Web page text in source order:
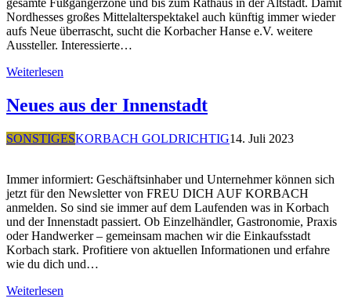
gesamte Fußgängerzone und bis zum Rathaus in der Altstadt. Damit
Nordhesses großes Mittelalterspektakel auch künftig immer wieder
aufs Neue überrascht, sucht die Korbacher Hanse e.V. weitere
Aussteller. Interessierte…
Weiterlesen
Neues aus der Innenstadt
SONSTIGESKORBACH GOLDRICHTIG14. Juli 2023
Immer informiert: Geschäftsinhaber und Unternehmer können sich
jetzt für den Newsletter von FREU DICH AUF KORBACH
anmelden. So sind sie immer auf dem Laufenden was in Korbach
und der Innenstadt passiert. Ob Einzelhändler, Gastronomie, Praxis
oder Handwerker – gemeinsam machen wir die Einkaufsstadt
Korbach stark. Profitiere von aktuellen Informationen und erfahre
wie du dich und…
Weiterlesen